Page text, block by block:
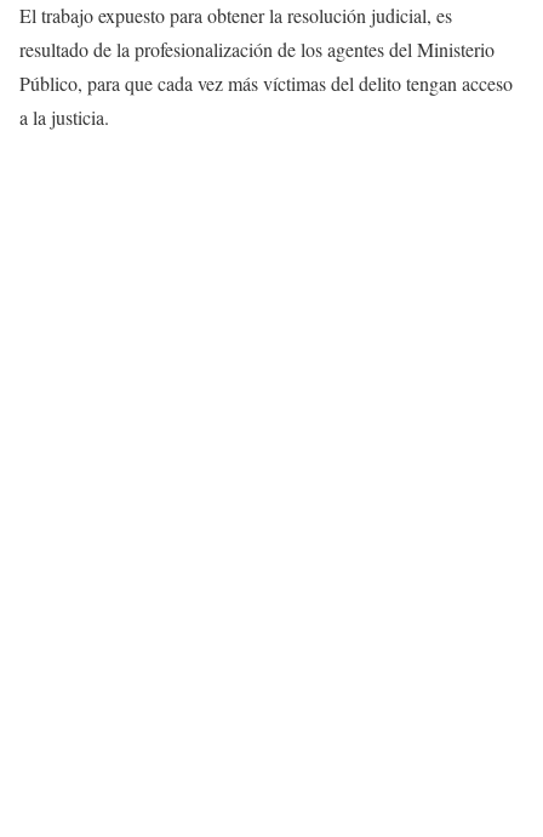
El trabajo expuesto para obtener la resolución judicial, es
resultado de la profesionalización de los agentes del Ministerio
Público, para que cada vez más víctimas del delito tengan acceso
a la justicia.